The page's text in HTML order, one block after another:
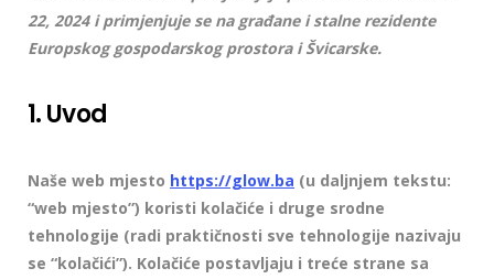
22, 2024 i primjenjuje se na građane i stalne rezidente
Europskog gospodarskog prostora i Švicarske.
1. Uvod
Naše web mjesto https://glow.ba (u daljnjem tekstu:
“web mjesto”) koristi kolačiće i druge srodne
tehnologije (radi praktičnosti sve tehnologije nazivaju
se “kolačići”). Kolačiće postavljaju i treće strane sa